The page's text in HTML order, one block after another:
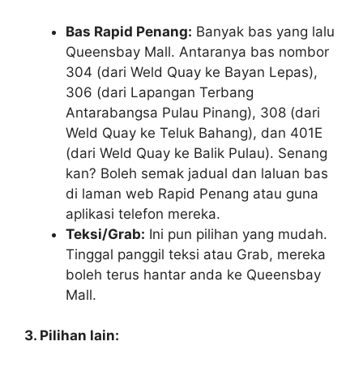
Bas Rapid Penang: Banyak bas yang lalu
Queensbay Mall. Antaranya bas nombor
304 (dari Weld Quay ke Bayan Lepas),
306 (dari Lapangan Terbang
Antarabangsa Pulau Pinang), 308 (dari
Weld Quay ke Teluk Bahang), dan 401E
(dari Weld Quay ke Balik Pulau). Senang
kan? Boleh semak jadual dan laluan bas
di laman web Rapid Penang atau guna
aplikasi telefon mereka.
Teksi/Grab: Ini pun pilihan yang mudah.
Tinggal panggil teksi atau Grab, mereka
boleh terus hantar anda ke Queensbay
Mall.
3. Pilihan lain: